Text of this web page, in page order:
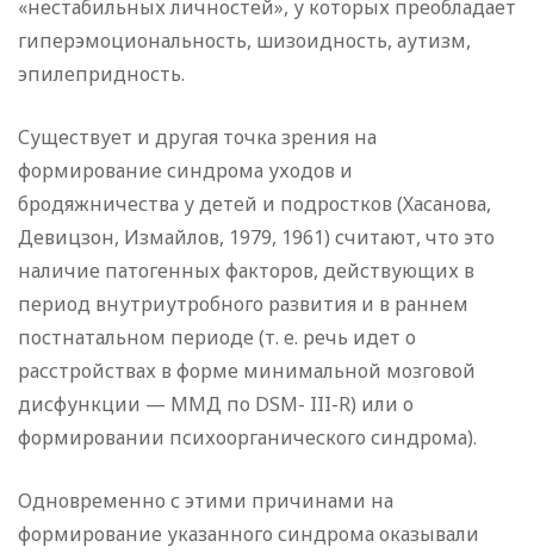
«нестабильных личностей», у которых преобладает
гиперэмоциональность, шизоидность, аутизм,
эпилепридность.
Существует и другая точка зрения на
формирование синдрома уходов и
бродяжничества у детей и подростков (Хасанова,
Девицзон, Измайлов, 1979, 1961) считают, что это
наличие патогенных факторов, действующих в
период внутриутробного развития и в раннем
постнатальном периоде (т. е. речь идет о
расстройствах в форме минимальной мозговой
дисфункции — ММД по DSM- III-R) или о
формировании психоорганического синдрома).
Одновременно с этими причинами на
формирование указанного синдрома оказывали